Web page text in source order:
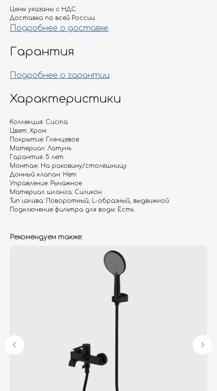
Цены указаны с НДС
Доставка по всей России
Подробнее о доставке.
Гарантия
Подробнее о гарантии.
Характеристики
Коллекция: Cucina
Цвет: Хром
Покрытие: Глянцевое
Материал: Латунь
Гарантия: 5 лет
Монтаж: На раковину/столешницу
Донный клапан: Нет
Управление: Рычажное
Материал шланга: Силикон
Тип излива: Поворотный, L-образный, выдвижной
Подключение фильтра для воды: Есть
Рекомендуем также:
Дизайнерам
Доставка и оплата
info@aquame-shop.ru